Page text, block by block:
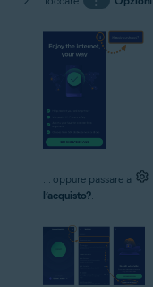
... oppure passare a
l’acquisto?.